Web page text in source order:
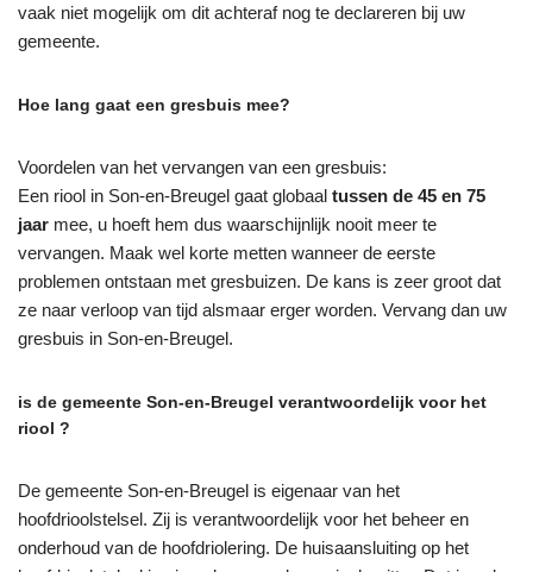
vaak niet mogelijk om dit achteraf nog te declareren bij uw
gemeente.
Hoe lang gaat een gresbuis mee?
Voordelen van het vervangen van een gresbuis:
Een riool in Son-en-Breugel gaat globaal tussen de 45 en 75
jaar mee, u hoeft hem dus waarschijnlijk nooit meer te
vervangen. Maak wel korte metten wanneer de eerste
problemen ontstaan met gresbuizen. De kans is zeer groot dat
ze naar verloop van tijd alsmaar erger worden. Vervang dan uw
gresbuis in Son-en-Breugel.
is de gemeente Son-en-Breugel verantwoordelijk voor het
riool ?
De gemeente Son-en-Breugel is eigenaar van het
hoofdrioolstelsel. Zij is verantwoordelijk voor het beheer en
onderhoud van de hoofdriolering. De huisaansluiting op het